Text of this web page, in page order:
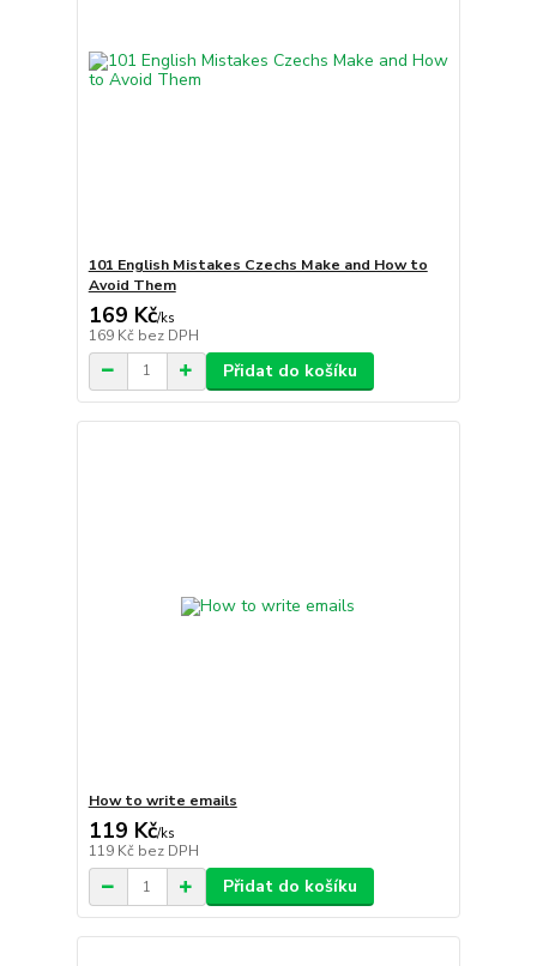
101 English Mistakes Czechs Make and How to
Avoid Them
169 Kč/ks
169 Kč bez DPH
Přidat do košíku
How to write emails
119 Kč/ks
119 Kč bez DPH
Přidat do košíku